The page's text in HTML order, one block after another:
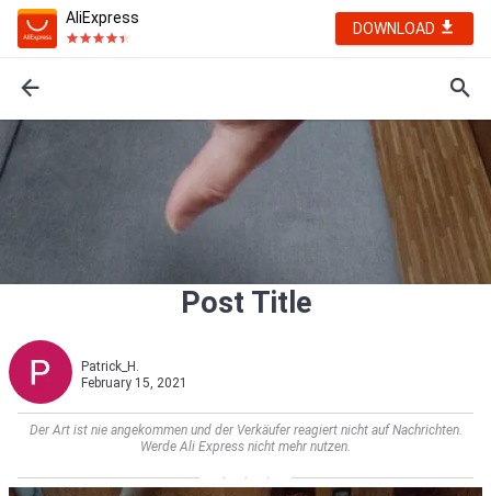
AliExpress
DOWNLOAD
Post Title
Patrick_H.
February 15, 2021
Der Art ist nie angekommen und der Verkäufer reagiert nicht auf Nachrichten.
Werde Ali Express nicht mehr nutzen.